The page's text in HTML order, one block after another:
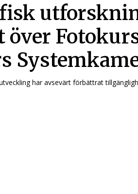
över
har avsevärt förbättrat